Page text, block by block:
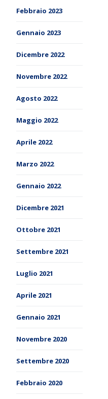
Febbraio 2023
Gennaio 2023
Dicembre 2022
Novembre 2022
Agosto 2022
Maggio 2022
Aprile 2022
Marzo 2022
Gennaio 2022
Dicembre 2021
Ottobre 2021
Settembre 2021
Luglio 2021
Aprile 2021
Gennaio 2021
Novembre 2020
Settembre 2020
Febbraio 2020